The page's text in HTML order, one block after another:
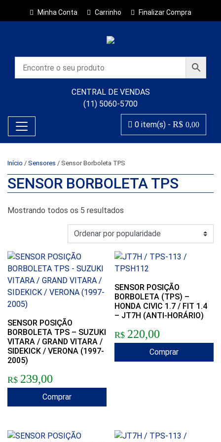
Minha Conta Carrinho Finalizar Compra
CENTRAL DE VENDAS
(11) 5060-5700
0 item(s) - R$ 0,00
Início / Sensores / Sensor Borboleta TPS
SENSOR BORBOLETA TPS
Mostrando todos os 5 resultados
SENSOR POSIÇÃO
BORBOLETA TPS – SUZUKI
VITARA / GRAND VITARA /
SIDEKICK / VERONA (1997-
2005)
R$ 239,00
Comprar
SENSOR POSIÇÃO
BORBOLETA (TPS) –
HONDA CIVIC 1.7 / FIT 1.4
– JT7H (ANTI-HORÁRIO)
R$ 220,00
Comprar